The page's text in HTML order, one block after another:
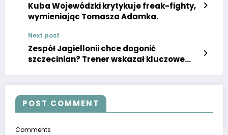
Kuba Wojewódzki krytykuje freak-fighty,
wymieniając Tomasza Adamka.
Next post
Zespół Jagiellonii chce dogonić
szczecinian? Trener wskazał kluczowe
POST COMMENT
Comments